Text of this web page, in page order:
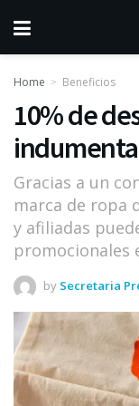
Home Beneficios
10% de
Gracias a un
marca de ropa
y afiliadas
promocionales
by Secretaria